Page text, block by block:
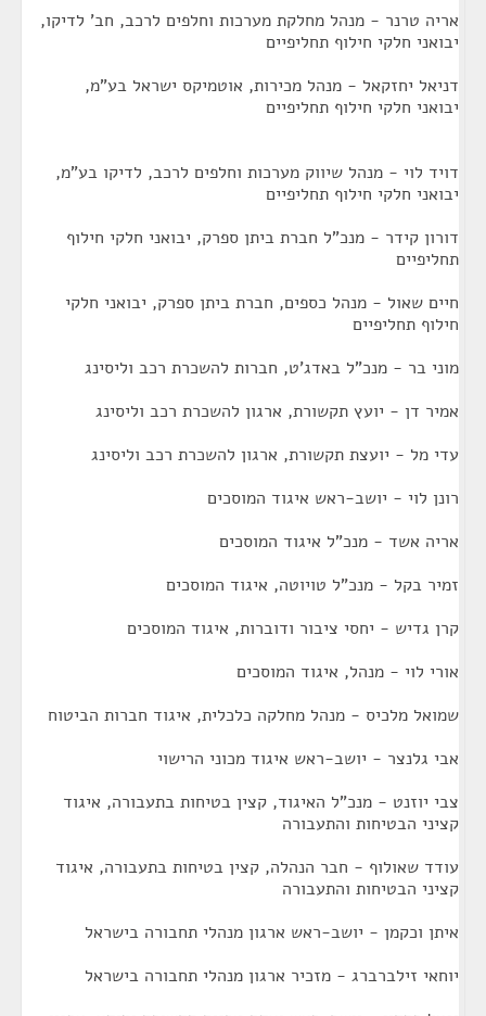
אריה טרנר - מנהל מחלקת מערכות וחלפים לרכב, חב' לדיקו,
יבואני חלקי חילוף תחליפיים
דניאל יחזקאל - מנהל מכירות, אוטמיקס ישראל בע"מ,
יבואני חלקי חילוף תחליפיים
דויד לוי - מנהל שיווק מערכות וחלפים לרכב, לדיקו בע"מ,
יבואני חלקי חילוף תחליפיים
דורון קידר - מנכ"ל חברת ביתן ספרק, יבואני חלקי חילוף
תחליפיים
חיים שאול - מנהל כספים, חברת ביתן ספרק, יבואני חלקי
חילוף תחליפיים
מוני בר - מנכ"ל באדג'ט, חברות להשכרת רכב וליסינג
אמיר דן - יועץ תקשורת, ארגון להשכרת רכב וליסינג
עדי מל - יועצת תקשורת, ארגון להשכרת רכב וליסינג
רונן לוי - יושב-ראש איגוד המוסכים
אריה אשד - מנכ"ל איגוד המוסכים
זמיר בקל - מנכ"ל טויוטה, איגוד המוסכים
קרן גדיש - יחסי ציבור ודוברות, איגוד המוסכים
אורי לוי - מנהל, איגוד המוסכים
שמואל מלכיס - מנהל מחלקה כלכלית, איגוד חברות הביטוח
אבי גלנצר - יושב-ראש איגוד מכוני הרישוי
צבי יוזנט - מנכ"ל האיגוד, קצין בטיחות בתעבורה, איגוד
קציני הבטיחות והתעבורה
עודד שאולוף - חבר הנהלה, קצין בטיחות בתעבורה, איגוד
קציני הבטיחות והתעבורה
איתן וכקמן - יושב-ראש ארגון מנהלי תחבורה בישראל
יוחאי זילברברג - מזכיר ארגון מנהלי תחבורה בישראל